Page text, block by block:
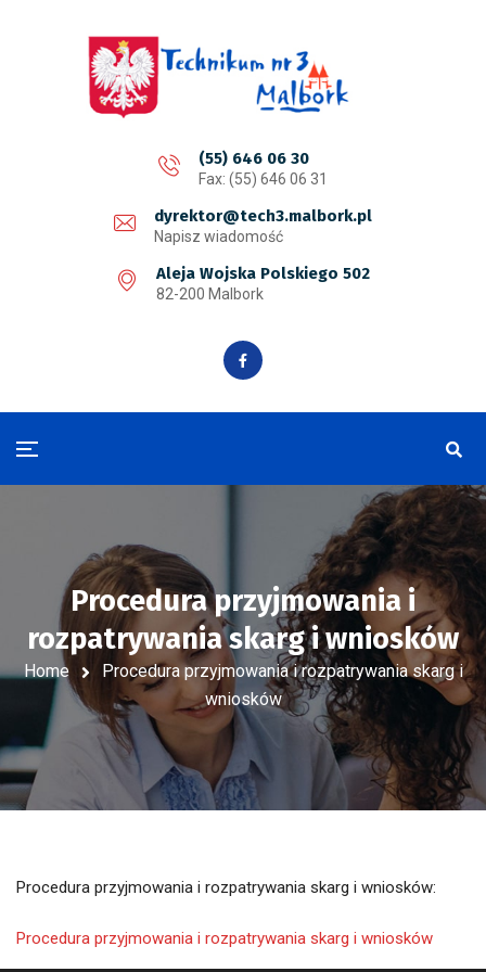
(55) 646 06 30
Fax: (55) 646 06 31
dyrektor@tech3.malbork.pl
Napisz wiadomość
Aleja Wojska Polskiego 502
82-200 Malbork
Procedura przyjmowania i
rozpatrywania skarg i wniosków
Home
Procedura przyjmowania i rozpatrywania skarg i
wniosków
Procedura przyjmowania i rozpatrywania skarg i wniosków:
Procedura przyjmowania i rozpatrywania skarg i wniosków